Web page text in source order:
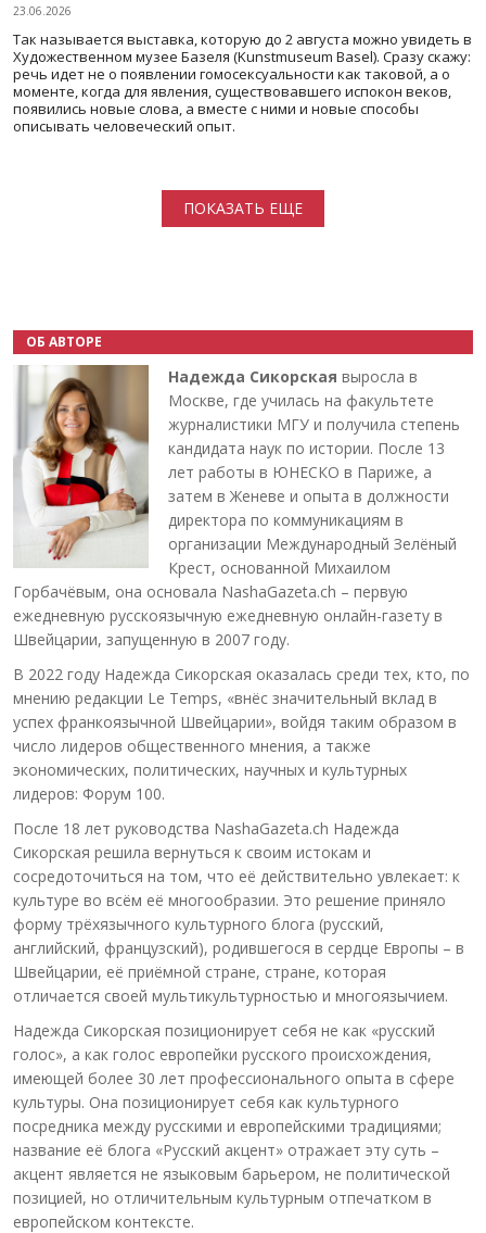
23.06.2026
Так называется выставка, которую до 2 августа можно увидеть в
Художественном музее Базеля (Kunstmuseum Basel). Сразу скажу:
речь идет не о появлении гомосексуальности как таковой, а о
моменте, когда для явления, существовавшего испокон веков,
появились новые слова, а вместе с ними и новые способы
описывать человеческий опыт.
ПОКАЗАТЬ ЕЩЕ
ОБ АВТОРЕ
Надежда Сикорская выросла в
Москве, где училась на факультете
журналистики МГУ и получила степень
кандидата наук по истории. После 13
лет работы в ЮНЕСКО в Париже, а
затем в Женеве и опыта в должности
директора по коммуникациям в
организации Международный Зелёный
Крест, основанной Михаилом
Горбачёвым, она основала NashaGazeta.ch – первую
ежедневную русскоязычную ежедневную онлайн-газету в
Швейцарии, запущенную в 2007 году.
В 2022 году Надежда Сикорская оказалась среди тех, кто, по
мнению редакции Le Temps, «внёс значительный вклад в
успех франкоязычной Швейцарии», войдя таким образом в
число лидеров общественного мнения, а также
экономических, политических, научных и культурных
лидеров: Форум 100.
После 18 лет руководства NashaGazeta.ch Надежда
Сикорская решила вернуться к своим истокам и
сосредоточиться на том, что её действительно увлекает: к
культуре во всём её многообразии. Это решение приняло
форму трёхязычного культурного блога (русский,
английский, французский), родившегося в сердце Европы – в
Швейцарии, её приёмной стране, стране, которая
отличается своей мультикультурностью и многоязычием.
Надежда Сикорская позиционирует себя не как «русский
голос», а как голос европейки русского происхождения,
имеющей более 30 лет профессионального опыта в сфере
культуры. Она позиционирует себя как культурного
посредника между русскими и европейскими традициями;
название её блога «Русский акцент» отражает эту суть –
акцент является не языковым барьером, не политической
позицией, но отличительным культурным отпечатком в
европейском контексте.